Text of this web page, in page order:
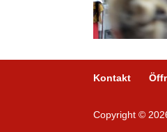
Kontakt
Copyright ©